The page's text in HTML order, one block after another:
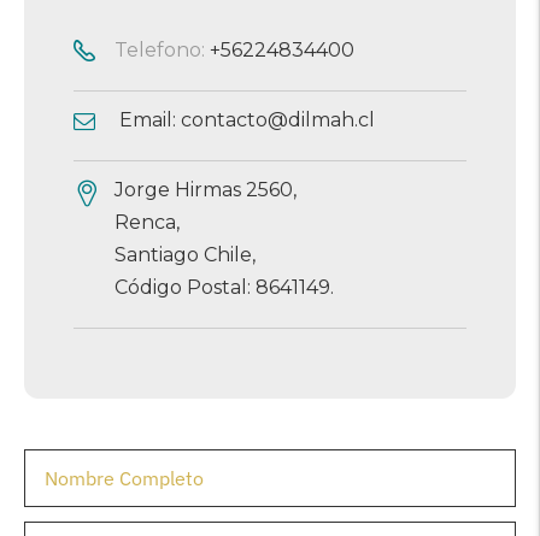
Telefono: +56224834400
Email: contacto@dilmah.cl
Jorge Hirmas 2560,
Renca,
Santiago Chile,
Código Postal: 8641149.